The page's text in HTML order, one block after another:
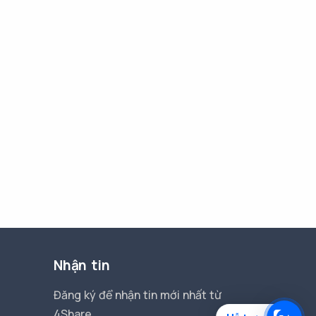
Nhận tin
Đăng ký để nhận tin mới nhất từ